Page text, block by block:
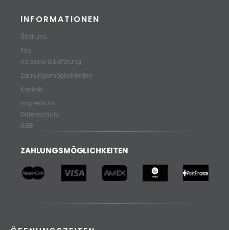
INFORMATIONEN
Über uns
Faq
Versand & Lieferung
Zahlungsmöglichkeiten
Kontakt
Impressum
Datenschutz
AGB
ZAHLUNGSMÖGLICHKEITEN